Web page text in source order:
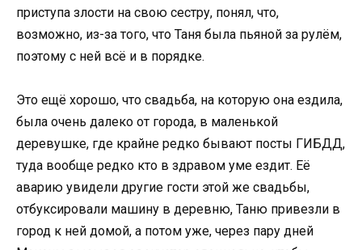
приступа злости на свою сестру, понял, что,
возможно, из-за того, что Таня была пьяной за рулём,
поэтому с ней всё и в порядке.
Это ещё хорошо, что свадьба, на которую она ездила,
была очень далеко от города, в маленькой
деревушке, где крайне редко бывают посты ГИБДД,
туда вообще редко кто в здравом уме ездит. Её
аварию увидели другие гости этой же свадьбы,
отбуксировали машину в деревню, Таню привезли в
город к ней домой, а потом уже, через пару дней